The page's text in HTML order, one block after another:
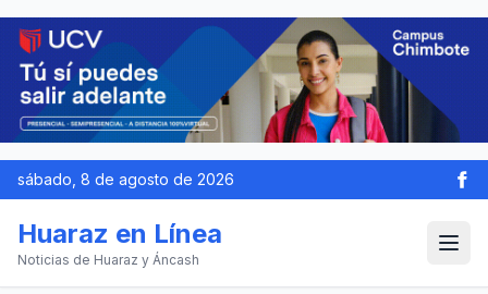
sábado, 8 de agosto de 2026
Huaraz en Línea
Noticias de Huaraz y Áncash